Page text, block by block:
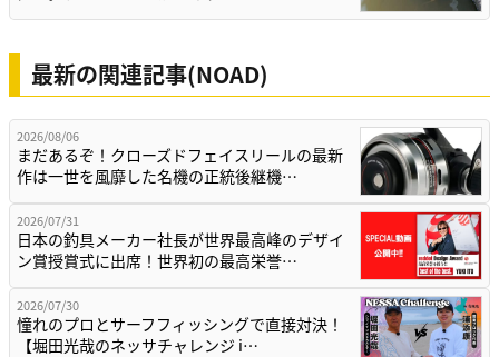
最新の関連記事(NOAD)
2026/08/06
まだあるぞ！クローズドフェイスリールの最新
作は一世を風靡した名機の正統後継機…
2026/07/31
日本の釣具メーカー社長が世界最高峰のデザイ
ン賞授賞式に出席！世界初の最高栄誉…
2026/07/30
憧れのプロとサーフフィッシングで直接対決！
【堀田光哉のネッサチャレンジ i…